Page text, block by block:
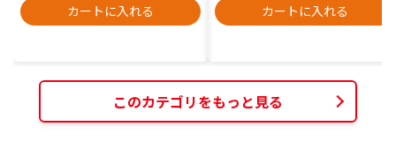
カートに入れる カートに入れる
このカテゴリをもっと見る